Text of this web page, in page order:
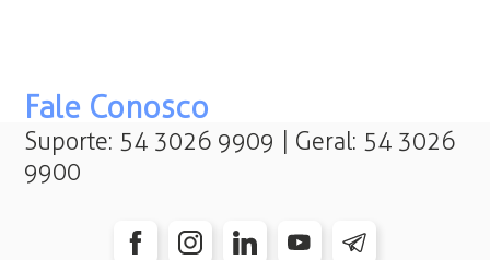
Múltiplos Perfis de Gestão
Como Exportar Dados da Solicitação em CSV |
Administração do Sistema
Fale Conosco
Suporte: 54 3026 9909 | Geral: 54 3026
9900